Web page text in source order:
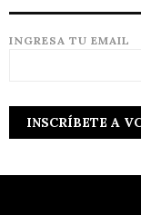
INGRESA TU EMAIL